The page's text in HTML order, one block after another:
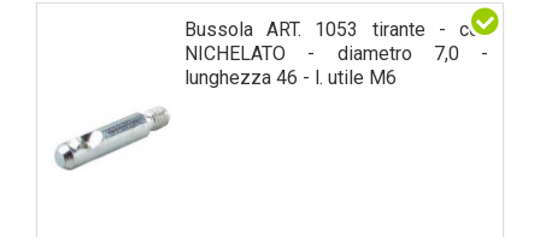
Bussola ART. 1053 tirante - col.
NICHELATO - diametro 7,0 -
lunghezza 46 - l. utile M6